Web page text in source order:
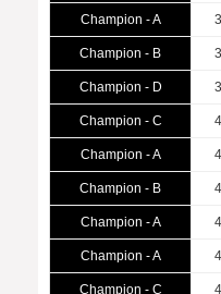
Champion - A
Champion - B
Champion - D
Champion - C
Champion - A
Champion - B
Champion - A
Champion - A
Champion - C